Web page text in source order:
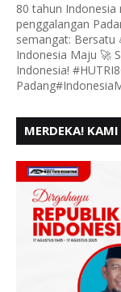
80 tahun Indonesia
penggalangan
semangat:
Indonesia Maju 🚀
Indonesia!
MERDEKA!